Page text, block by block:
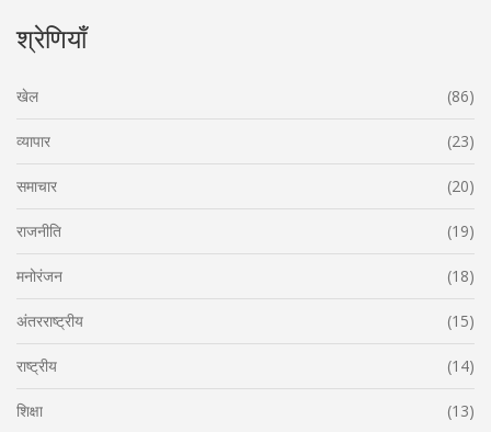
श्रेणियाँ
खेल (86)
व्यापार (23)
समाचार (20)
राजनीति (19)
मनोरंजन (18)
अंतरराष्ट्रीय (15)
राष्ट्रीय (14)
शिक्षा (13)